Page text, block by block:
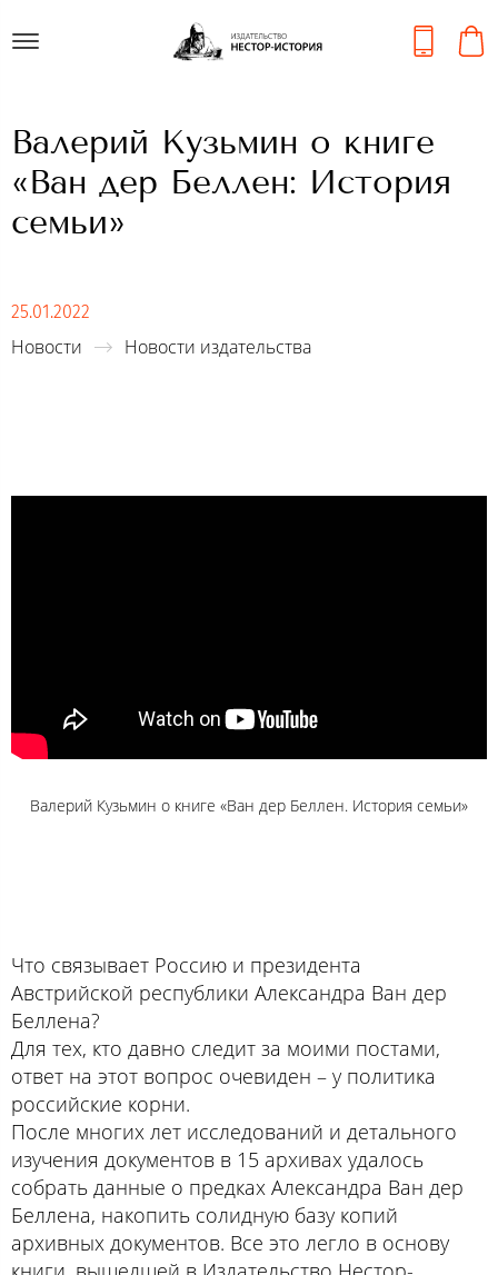
Валерий Кузьмин о книге
«Ван дер Беллен: История
семьи»
25.01.2022
Новости Новости издательства
Валерий Кузьмин о книге «Ван дер Беллен. История семьи»
Что связывает Россию и президента
Австрийской республики Александра Ван дер
Беллена?
Для тех, кто давно следит за моими постами,
ответ на этот вопрос очевиден – у политика
российские корни.
После многих лет исследований и детального
изучения документов в 15 архивах удалось
собрать данные о предках Александра Ван дер
Беллена, накопить солидную базу копий
архивных документов. Все это легло в основу